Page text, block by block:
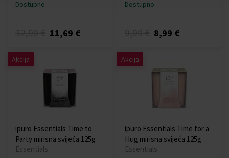
Dostupno
11,69 €
Dostupno
8,99 €
Akcija
ipuro Essentials Time to
Party mirisna svijeća 125g
Essentials
Akcija
ipuro Essentials Time for a
Hug mirisna svijeća 125g
Essentials